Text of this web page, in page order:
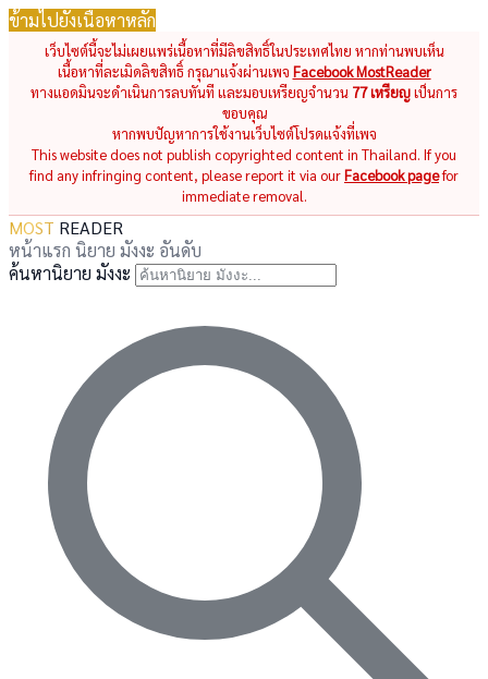
ข้ามไปยังเนื้อหาหลัก
เว็บไซต์นี้จะไม่เผยแพร่เนื้อหาที่มีลิขสิทธิ์ในประเทศไทย หากท่านพบเห็น
เนื้อหาที่ละเมิดลิขสิทธิ์ กรุณาแจ้งผ่านเพจ Facebook MostReader
ทางแอดมินจะดำเนินการลบทันที และมอบเหรียญจำนวน 77 เหรียญเป็นการ
ขอบคุณ
หากพบปัญหาการใช้งานเว็บไซต์โปรดแจ้งที่เพจ
This website does not publish copyrighted content in Thailand. If you
find any infringing content, please report it via ourFacebook pagefor
immediate removal.
MOST READER
หน้าแรก นิยาย มังงะ อันดับ
ค้นหานิยาย มังงะ